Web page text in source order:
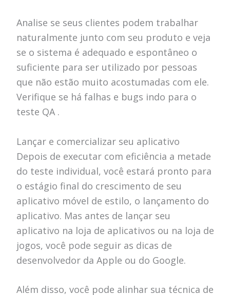
Analise se seus clientes podem trabalhar
naturalmente junto com seu produto e veja
se o sistema é adequado e espontâneo o
suficiente para ser utilizado por pessoas
que não estão muito acostumadas com ele.
Verifique se há falhas e bugs indo para o
teste QA .
Lançar e comercializar seu aplicativo
Depois de executar com eficiência a metade
do teste individual, você estará pronto para
o estágio final do crescimento de seu
aplicativo móvel de estilo, o lançamento do
aplicativo. Mas antes de lançar seu
aplicativo na loja de aplicativos ou na loja de
jogos, você pode seguir as dicas de
desenvolvedor da Apple ou do Google.
Além disso, você pode alinhar sua técnica de